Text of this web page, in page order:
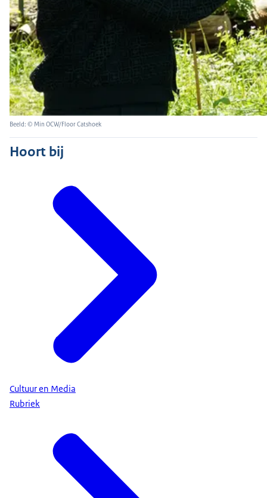
Beeld: © Min OCW/Floor Catshoek
Hoort bij
Cultuur en Media
Rubriek